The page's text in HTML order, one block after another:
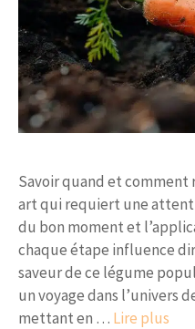
Savoir quand et
art qui requiert une
du bon moment et
chaque étape influence
saveur de ce légume
un voyage dans l’univers
mettant en … Lire plus